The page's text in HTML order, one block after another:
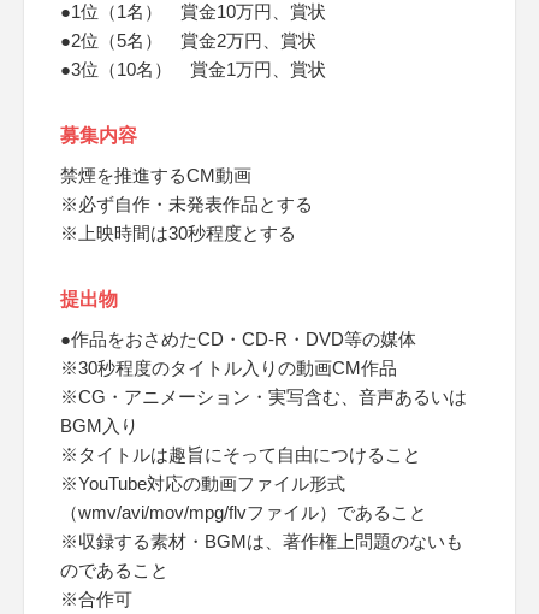
●1位（1名） 賞金10万円、賞状
●2位（5名） 賞金2万円、賞状
●3位（10名） 賞金1万円、賞状
募集内容
禁煙を推進するCM動画
※必ず自作・未発表作品とする
※上映時間は30秒程度とする
提出物
●作品をおさめたCD・CD-R・DVD等の媒体
※30秒程度のタイトル入りの動画CM作品
※CG・アニメーション・実写含む、音声あるいは
BGM入り
※タイトルは趣旨にそって自由につけること
※YouTube対応の動画ファイル形式
（wmv/avi/mov/mpg/flvファイル）であること
※収録する素材・BGMは、著作権上問題のないも
のであること
※合作可